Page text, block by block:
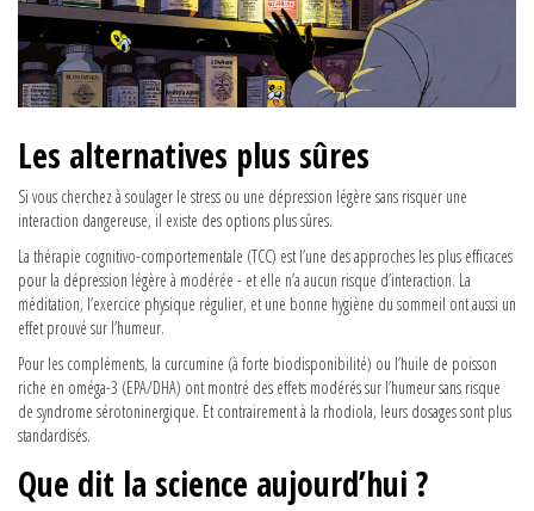
Les alternatives plus sûres
Si vous cherchez à soulager le stress ou une dépression légère sans risquer une
interaction dangereuse, il existe des options plus sûres.
La thérapie cognitivo-comportementale (TCC) est l’une des approches les plus efficaces
pour la dépression légère à modérée - et elle n’a aucun risque d’interaction. La
méditation, l’exercice physique régulier, et une bonne hygiène du sommeil ont aussi un
effet prouvé sur l’humeur.
Pour les compléments, la curcumine (à forte biodisponibilité) ou l’huile de poisson
riche en oméga-3 (EPA/DHA) ont montré des effets modérés sur l’humeur sans risque
de syndrome sérotoninergique. Et contrairement à la rhodiola, leurs dosages sont plus
standardisés.
Que dit la science aujourd’hui ?